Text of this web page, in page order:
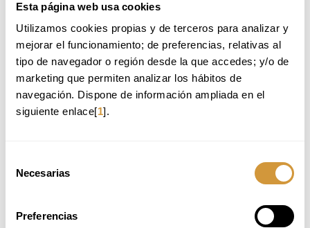
Esta página web usa cookies
Utilizamos cookies propias y de terceros para analizar y
mejorar el funcionamiento; de preferencias, relativas al
tipo de navegador o región desde la que accedes; y/o de
marketing que permiten analizar los hábitos de
navegación. Dispone de información ampliada en el
siguiente enlace[1].
Necesarias
Preferencias
Volver a Oferta Formativa
TE RECOMENDAMOS:
CURSO INTENSIVO DE GASTROCOCTELERÍA_1ª
GASTRONOMÍA